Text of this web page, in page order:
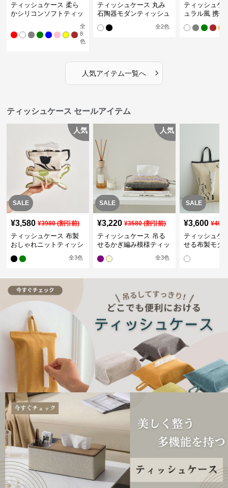
ティッシュケース 柔ら
かシリコンソフトティッ
全
8
色
ティッシュケース 丸み
石陶器モダンティッシュ
全2色
ティッシュケ
ュラル風 携帯
人気アイテム一覧へ ›
ティッシュケース セールアイテム
SALE
人気
¥3,580 ¥3980(割引前)
ティッシュケース 布製
おしゃれニットティッシ
全3色
SALE
人気
¥3,220 ¥3580(割引前)
ティッシュケース 吊る
せるかぎ編み模様ティッ
全3色
SALE
¥3,600 ¥
ティッシュケ
せる布製モダ